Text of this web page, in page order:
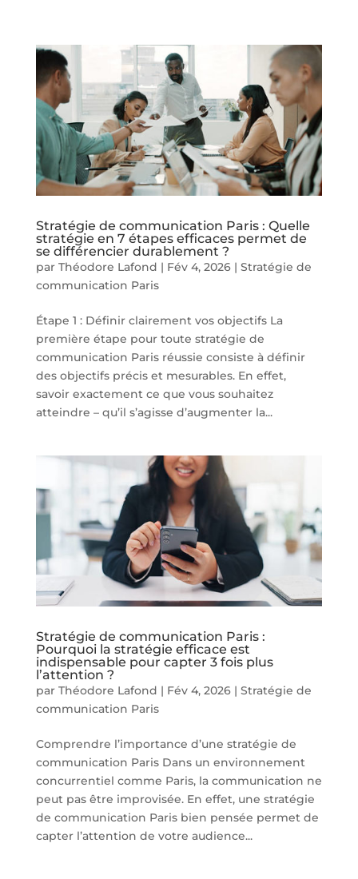
Stratégie de communication Paris : Quelle
stratégie en 7 étapes efficaces permet de
se différencier durablement ?
par Théodore Lafond | Fév 4, 2026| Stratégie de
communication Paris
Étape 1 : Définir clairement vos objectifs La
première étape pour toute stratégie de
communication Paris réussie consiste à définir
des objectifs précis et mesurables. En effet,
savoir exactement ce que vous souhaitez
atteindre – qu’il s’agisse d’augmenter la...
Stratégie de communication Paris :
Pourquoi la stratégie efficace est
indispensable pour capter 3 fois plus
l’attention ?
par Théodore Lafond | Fév 4, 2026| Stratégie de
communication Paris
Comprendre l’importance d’une stratégie de
communication Paris Dans un environnement
concurrentiel comme Paris, la communication ne
peut pas être improvisée. En effet, une stratégie
de communication Paris bien pensée permet de
capter l’attention de votre audience...